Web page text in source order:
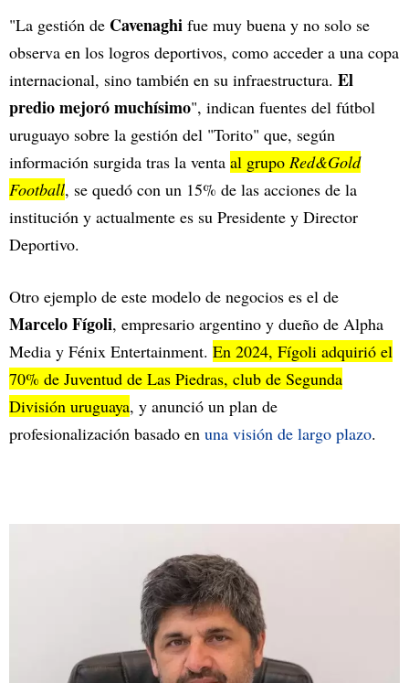
"La gestión de Cavenaghi fue muy buena y no solo se
observa en los logros deportivos, como acceder a una copa
internacional, sino también en su infraestructura. El
predio mejoró muchísimo", indican fuentes del fútbol
uruguayo sobre la gestión del "Torito" que, según
información surgida tras la venta al grupo Red&Gold
Football, se quedó con un 15% de las acciones de la
institución y actualmente es su Presidente y Director
Deportivo.
Otro ejemplo de este modelo de negocios es el de
Marcelo Fígoli, empresario argentino y dueño de Alpha
Media y Fénix Entertainment. En 2024, Fígoli adquirió el
70% de Juventud de Las Piedras, club de Segunda
División uruguaya, y anunció un plan de
profesionalización basado en una visión de largo plazo.